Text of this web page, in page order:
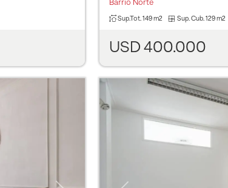
Barrio Norte
Sup.Tot. 149 m2 Sup. Cub. 129 m2
USD 400.000
Previous